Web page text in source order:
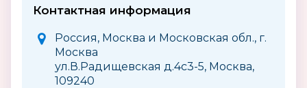
Контактная информация
Россия, Москва и Московская обл., г.
Москва
ул.В.Радищевская д.4с3-5, Москва,
109240